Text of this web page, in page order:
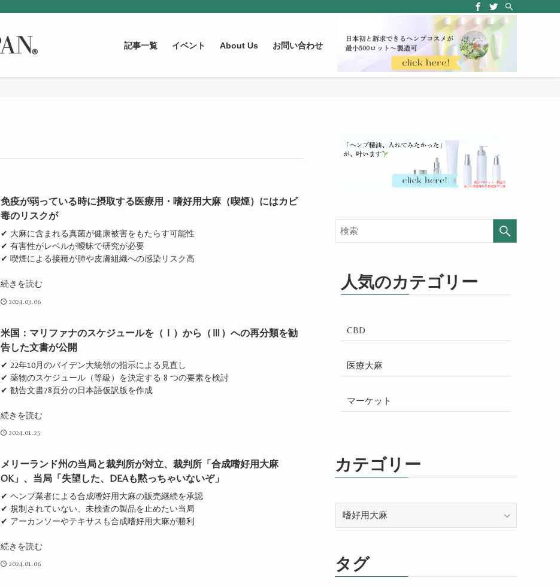
記事一覧 イベント About Us お問い合わせ
免疫が弱っている時に摂取する医療用・嗜好用大麻（喫煙）にはカビ
毒のリスクが
✔ 大麻に含まれる真菌が健康被害をもたらす可能性
✔ 有害性がレベルが曖昧で研究が必要
✔ 喫煙による接種が肺や皮膚組織への感染リスク高
続きを読む
2024.03.06
米国：マリファナのスケジュールを（Ⅰ）から（Ⅲ）への再分類を勧
告した文書が公開
✔ 22年10月のバイデン大統領の指示による見直し
✔ 薬物のスケジュール（等級）を決定する 8 つの要素を検討
✔ 勧告文書78頁分の日本語仮訳版を作成
続きを読む
2024.01.25
メリーランド州の当局と裁判所が対立、裁判所「合成嗜好用大麻
OK」、当局「失望した、DEAも黙っちゃいないぞ」
✔ ヘンプ業者による合成嗜好用大麻の販売継続を承認
✔ 規制されていない、未検査の製品を止めたい当局
✔ アーカンソーやテキサスも合成嗜好用大麻が勝利
続きを読む
2024.01.06
人気のカテゴリー
CBD
医療大麻
マーケット
カテゴリー
ー
タグ